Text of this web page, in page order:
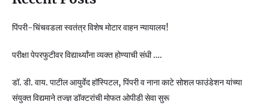
पिंपरी-चिंचवडला स्वतंत्र विशेष मोटार वाहन न्यायालय!
परीक्षा पेपरफुटीवर विद्यार्थ्यांना व्यक्त होण्याची संधी ….
डॉ. डी. वाय. पाटील आयुर्वेद हॉस्पिटल, पिंपरी व नाना काटे सोशल फाउंडेशन यांच्या
संयुक्त विद्यमाने तज्ज्ञ डॉक्टरांची मोफत ओपीडी सेवा सुरू